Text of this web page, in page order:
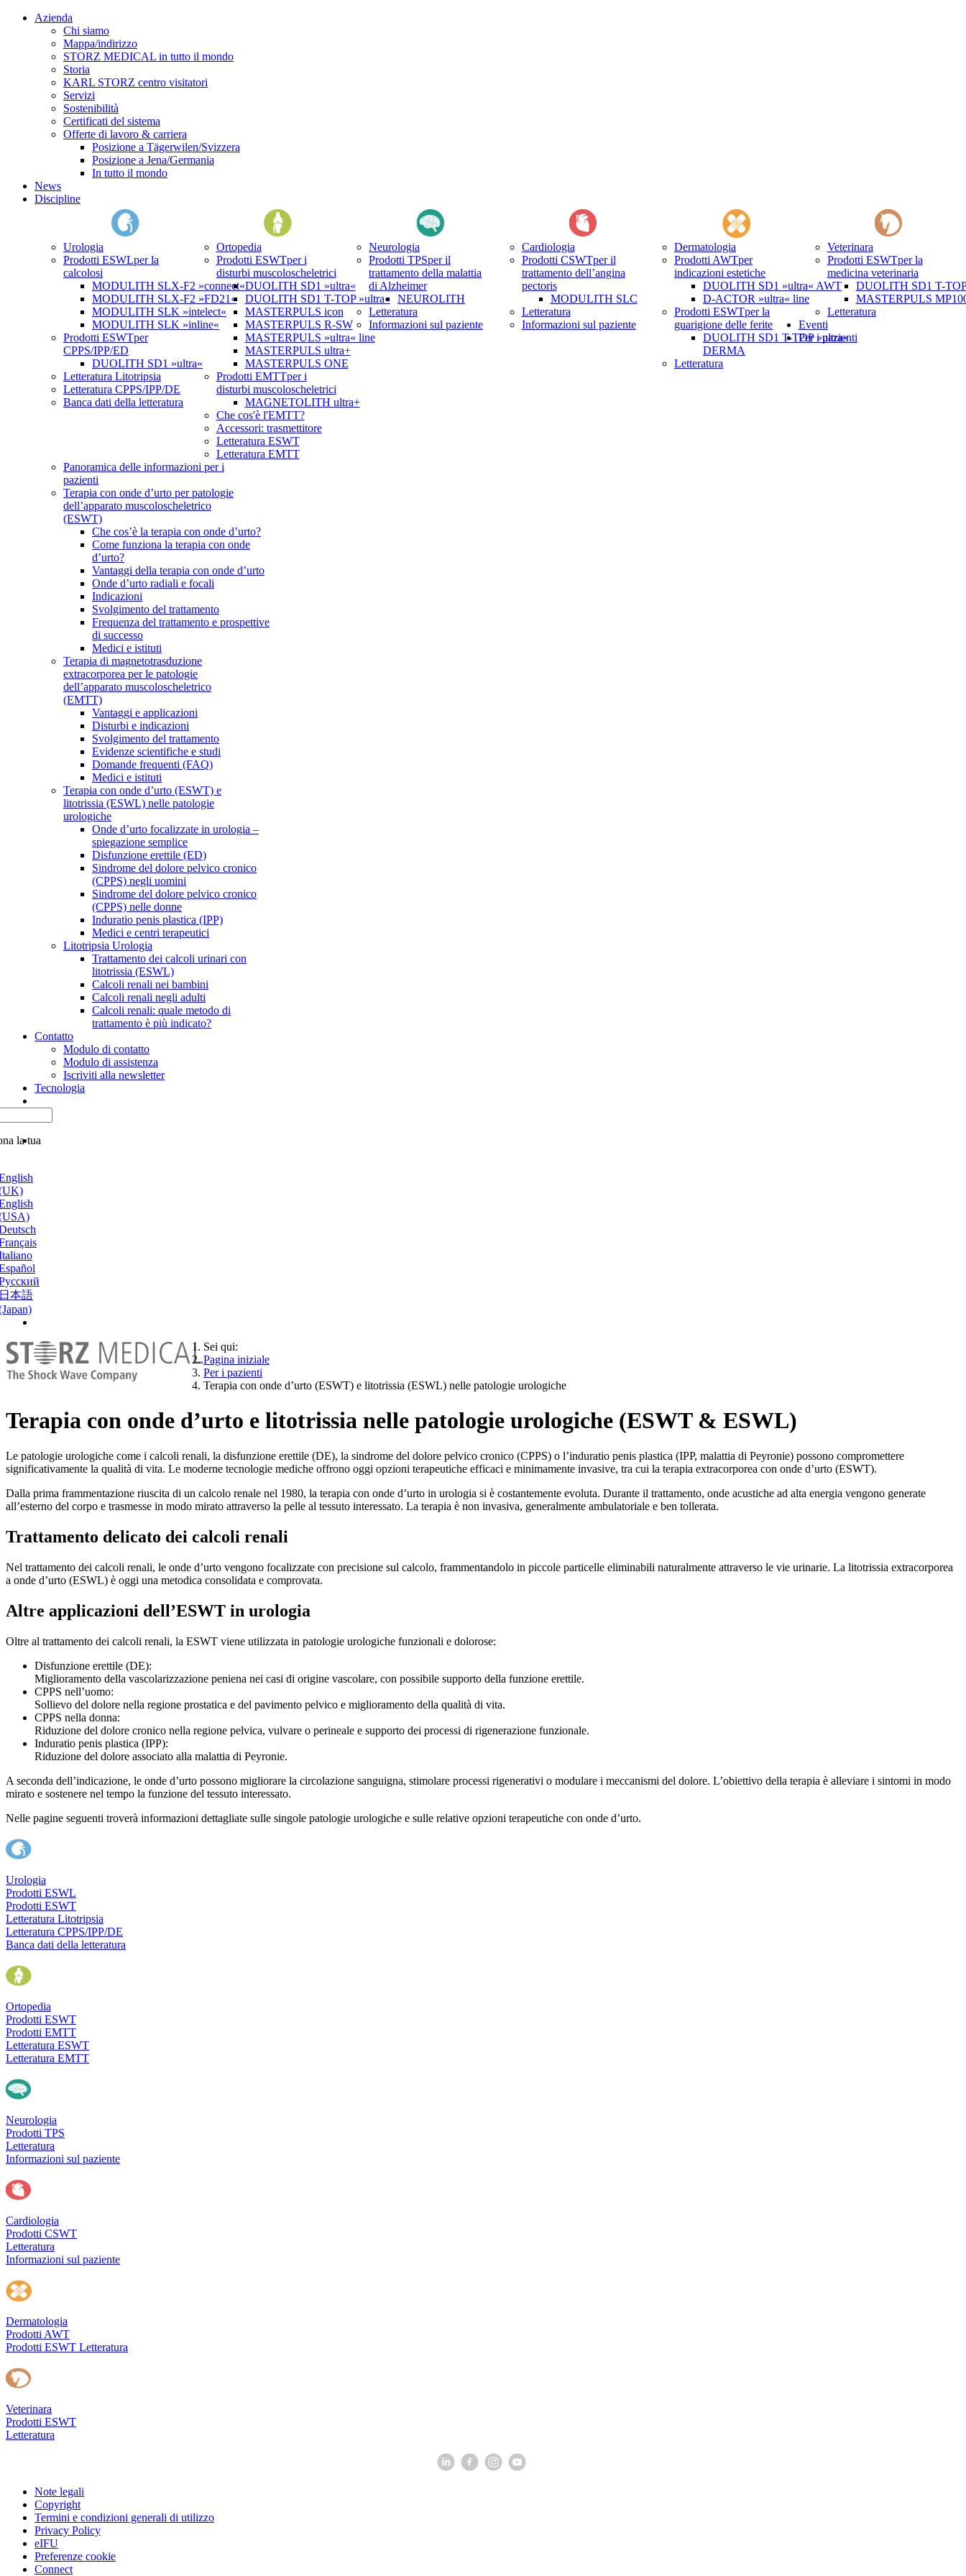
Azienda
Chi siamo
Mappa/indirizzo
STORZ MEDICAL in tutto il mondo
Storia
KARL STORZ centro visitatori
Servizi
Sostenibilità
Certificati del sistema
Offerte di lavoro & carriera
Posizione a Tägerwilen/Svizzera
Posizione a Jena/Germania
In tutto il mondo
News
Discipline
Urologia
Prodotti ESWLper la
calcolosi
MODULITH SLX-F2 »connect«
MODULITH SLX-F2 »FD21«
MODULITH SLK »intelect«
MODULITH SLK »inline«
Prodotti ESWTper
CPPS/IPP/ED
DUOLITH SD1 »ultra«
Letteratura Litotripsia
Letteratura CPPS/IPP/DE
Banca dati della letteratura
Ortopedia
Prodotti ESWTper i
disturbi muscoloscheletrici
DUOLITH SD1 »ultra«
DUOLITH SD1 T-TOP »ultra«
MASTERPULS icon
MASTERPULS R-SW
MASTERPULS »ultra« line
MASTERPULS ultra+
MASTERPULS ONE
Prodotti EMTTper i
disturbi muscoloscheletrici
MAGNETOLITH ultra+
Che cos'è l'EMTT?
Accessori: trasmettitore
Letteratura ESWT
Letteratura EMTT
Neurologia
Prodotti TPSper il
trattamento della malattia
di Alzheimer
NEUROLITH
Letteratura
Informazioni sul paziente
Cardiologia
Prodotti CSWTper il
trattamento dell’angina
pectoris
MODULITH SLC
Letteratura
Informazioni sul paziente
Dermatologia
Prodotti AWTper
indicazioni estetiche
DUOLITH SD1 »ultra« AWT
D-ACTOR »ultra« line
Prodotti ESWTper la
guarigione delle ferite
DUOLITH SD1 T-TOP »ultra«
DERMA
Letteratura
Veterinara
Prodotti ESWTper la
medicina veterinaria
DUOLITH SD1 T-
MASTERPULS
Letteratura
Eventi
Per i pazienti
Panoramica delle informazioni per i
pazienti
Terapia con onde d’urto per patologie
dell’apparato muscoloscheletrico
(ESWT)
Che cos’è la terapia con onde d’urto?
Come funziona la terapia con onde
d’urto?
Vantaggi della terapia con onde d’urto
Onde d’urto radiali e focali
Indicazioni
Svolgimento del trattamento
Frequenza del trattamento e prospettive
di successo
Medici e istituti
Terapia di magnetotrasduzione
extracorporea per le patologie
dell’apparato muscoloscheletrico
(EMTT)
Vantaggi e applicazioni
Disturbi e indicazioni
Svolgimento del trattamento
Evidenze scientifiche e studi
Domande frequenti (FAQ)
Medici e istituti
Terapia con onde d’urto (ESWT) e
litotrissia (ESWL) nelle patologie
urologiche
Onde d’urto focalizzate in urologia –
spiegazione semplice
Disfunzione erettile (ED)
Sindrome del dolore pelvico cronico
(CPPS) negli uomini
Sindrome del dolore pelvico cronico
(CPPS) nelle donne
Induratio penis plastica (IPP)
Medici e centri terapeutici
Litotripsia Urologia
Trattamento dei calcoli urinari con
litotrissia (ESWL)
Calcoli renali nei bambini
Calcoli renali negli adulti
Calcoli renali: quale metodo di
trattamento è più indicato?
Contatto
Modulo di contatto
Modulo di assistenza
Iscriviti alla newsletter
Tecnologia
la tua
本語
Sei qui:
Pagina iniziale
Per i pazienti
Terapia con onde d’urto (ESWT) e litotrissia (ESWL) nelle patologie urologiche
Terapia con onde d’urto e litotrissia nelle patologie urologiche (ESWT & ESWL)
Le patologie urologiche come i calcoli renali, la disfunzione erettile (DE), la sindrome del dolore pelvico cronico (CPPS) o l’induratio penis plastica (IPP, malattia di Peyronie) possono compromettere
significativamente la qualità di vita. Le moderne tecnologie mediche offrono oggi opzioni terapeutiche efficaci e minimamente invasive, tra cui la terapia extracorporea con onde d’urto (ESWT).
Dalla prima frammentazione riuscita di un calcolo renale nel 1980, la terapia con onde d’urto in urologia si è costantemente evoluta. Durante il trattamento, onde acustiche ad alta energia vengono generate
all’esterno del corpo e trasmesse in modo mirato attraverso la pelle al tessuto interessato. La terapia è non invasiva, generalmente ambulatoriale e ben tollerata.
Trattamento delicato dei calcoli renali
Nel trattamento dei calcoli renali, le onde d’urto vengono focalizzate con precisione sul calcolo, frammentandolo in piccole particelle eliminabili naturalmente attraverso le vie urinarie. La litotrissia extracorporea
a onde d’urto (ESWL) è oggi una metodica consolidata e comprovata.
Altre applicazioni dell’ESWT in urologia
Oltre al trattamento dei calcoli renali, la ESWT viene utilizzata in patologie urologiche funzionali e dolorose:
Disfunzione erettile (DE):
Miglioramento della vascolarizzazione peniena nei casi di origine vascolare, con possibile supporto della funzione erettile.
CPPS nell’uomo:
Sollievo del dolore nella regione prostatica e del pavimento pelvico e miglioramento della qualità di vita.
CPPS nella donna:
Riduzione del dolore cronico nella regione pelvica, vulvare o perineale e supporto dei processi di rigenerazione funzionale.
Induratio penis plastica (IPP):
Riduzione del dolore associato alla malattia di Peyronie.
A seconda dell’indicazione, le onde d’urto possono migliorare la circolazione sanguigna, stimolare processi rigenerativi o modulare i meccanismi del dolore. L’obiettivo della terapia è alleviare i sintomi in modo
mirato e sostenere nel tempo la funzione del tessuto interessato.
Nelle pagine seguenti troverà informazioni dettagliate sulle singole patologie urologiche e sulle relative opzioni terapeutiche con onde d’urto.
Urologia
Prodotti ESWL
Prodotti ESWT
Letteratura Litotripsia
Letteratura CPPS/IPP/DE
Banca dati della letteratura
Ortopedia
Prodotti ESWT
Prodotti EMTT
Letteratura ESWT
Letteratura EMTT
Neurologia
Prodotti TPS
Letteratura
Informazioni sul paziente
Cardiologia
Prodotti CSWT
Letteratura
Informazioni sul paziente
Dermatologia
Prodotti AWT
Prodotti ESWT Letteratura
Veterinara
Prodotti ESWT
Letteratura
Note legali
Copyright
Termini e condizioni generali di utilizzo
Privacy Policy
eIFU
Preferenze cookie
Connect